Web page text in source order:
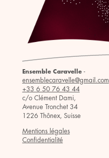
Ensemble Caravelle-
ensemblecaravelle@gmail.com
+33 6 50 76 43 44
c/o Clément Dami,
Avenue Tronchet 34
1226 Thônex, Suisse
Mentions légales
Confidentialité